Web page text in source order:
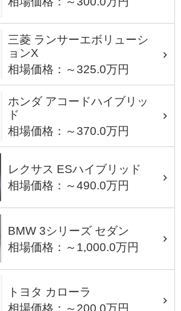
三菱 ランサーエボリューシ
ョンX
相場価格：～325.0万円
ホンダ アコードハイブリッ
ド
相場価格：～370.0万円
レクサス ESハイブリッド
相場価格：～490.0万円
BMW 3シリーズ セダン
相場価格：～1,000.0万円
トヨタ カローラ
相場価格：～200.0万円